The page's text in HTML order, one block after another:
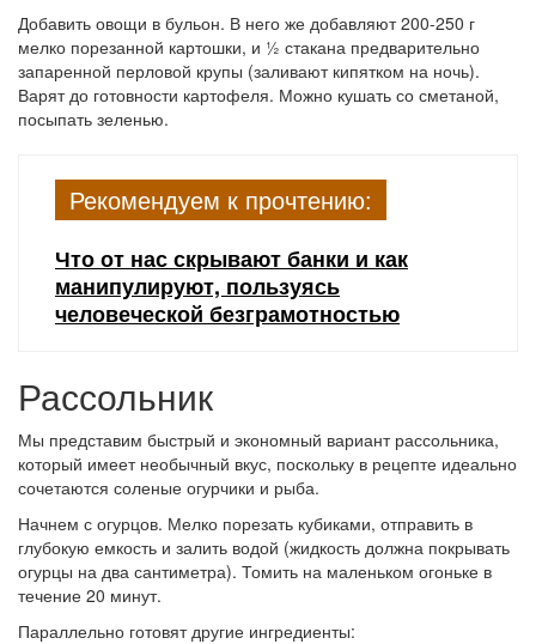
Добавить овощи в бульон. В него же добавляют 200-250 г
мелко порезанной картошки, и ½ стакана предварительно
запаренной перловой крупы (заливают кипятком на ночь).
Варят до готовности картофеля. Можно кушать со сметаной,
посыпать зеленью.
Рекомендуем к прочтению:
Что от нас скрывают банки и как
манипулируют, пользуясь
человеческой безграмотностью
Рассольник
Мы представим быстрый и экономный вариант рассольника,
который имеет необычный вкус, поскольку в рецепте идеально
сочетаются соленые огурчики и рыба.
Начнем с огурцов. Мелко порезать кубиками, отправить в
глубокую емкость и залить водой (жидкость должна покрывать
огурцы на два сантиметра). Томить на маленьком огоньке в
течение 20 минут.
Параллельно готовят другие ингредиенты: